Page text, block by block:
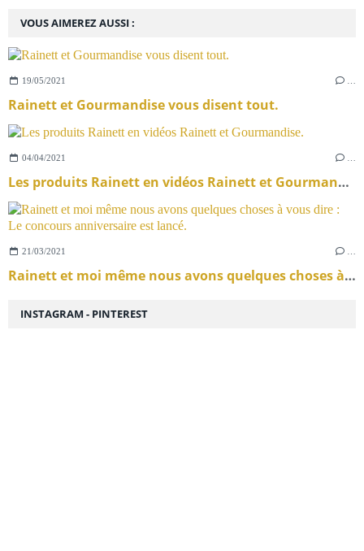
VOUS AIMEREZ AUSSI :
19/05/2021
Rainett et Gourmandise vous disent tout.
04/04/2021
Les produits Rainett en vidéos Rainett et Gourmandise.
21/03/2021
Rainett et moi même nous avons quelques choses à vous dire : Le concours anniversaire est lancé.
INSTAGRAM - PINTEREST